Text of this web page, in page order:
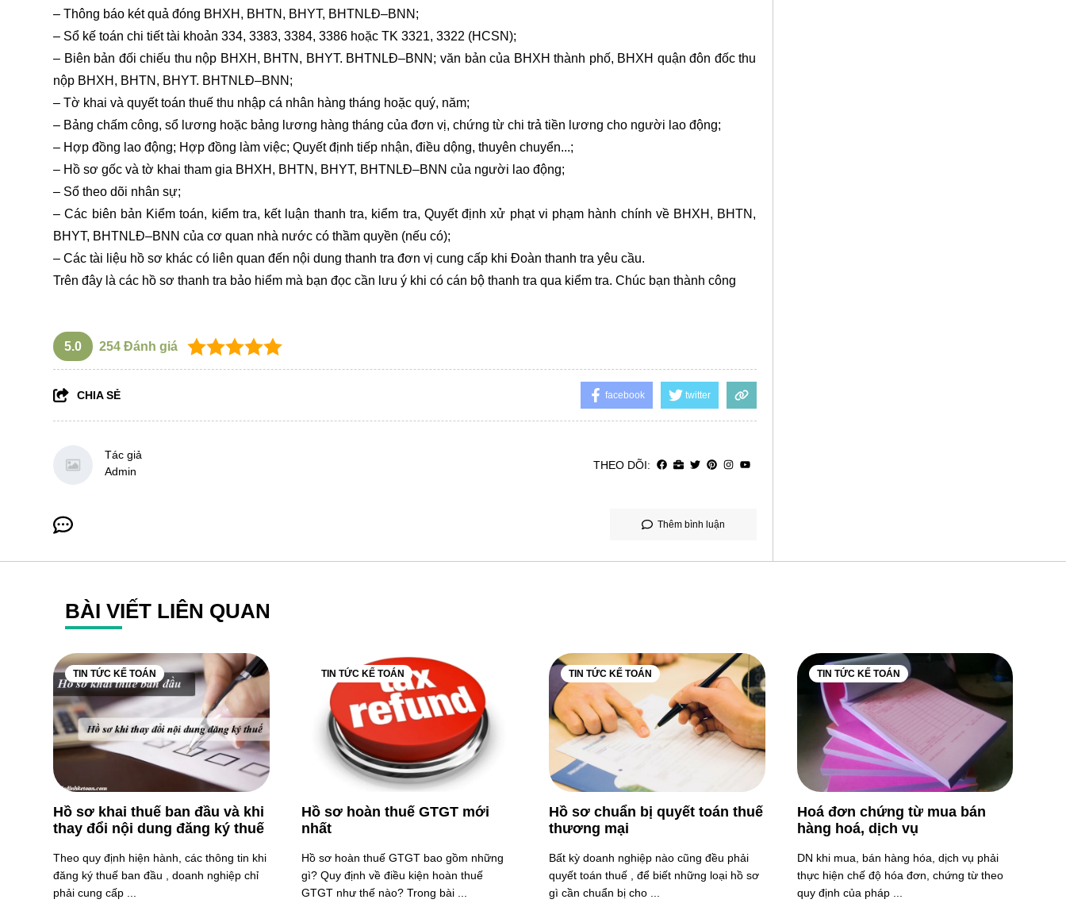
– Thông báo két quả đóng BHXH, BHTN, BHYT, BHTNLĐ–BNN;
– Sổ kế toán chi tiết tài khoản 334, 3383, 3384, 3386 hoặc TK 3321, 3322 (HCSN);
– Biên bản đối chiếu thu nộp BHXH, BHTN, BHYT. BHTNLĐ–BNN; văn bản của BHXH thành phố, BHXH quận đôn đốc thu
nộp BHXH, BHTN, BHYT. BHTNLĐ–BNN;
– Tờ khai và quyết toán thuế thu nhập cá nhân hàng tháng hoặc quý, năm;
– Bảng chấm công, sổ lương hoặc bảng lương hàng tháng của đơn vị, chứng từ chi trả tiền lương cho người lao động;
– Hợp đồng lao động; Hợp đồng làm việc; Quyết định tiếp nhận, điều dộng, thuyên chuyển...;
– Hồ sơ gốc và tờ khai tham gia BHXH, BHTN, BHYT, BHTNLĐ–BNN của người lao động;
– Sổ theo dõi nhân sự;
– Các biên bản Kiểm toán, kiểm tra, kết luận thanh tra, kiểm tra, Quyết định xử phạt vi phạm hành chính về BHXH, BHTN,
BHYT, BHTNLĐ–BNN của cơ quan nhà nước có thầm quyền (nếu có);
– Các tài liệu hồ sơ khác có liên quan đến nội dung thanh tra đơn vị cung cấp khi Đoàn thanh tra yêu cầu.
Trên đây là các hồ sơ thanh tra bảo hiểm mà bạn đọc cần lưu ý khi có cán bộ thanh tra qua kiểm tra. Chúc bạn thành công
5.0 254 Đánh giá
CHIA SẺ facebook twitter
Tác giả
Admin
THEO DÕI:
Thêm bình luận
BÀI VIẾT LIÊN QUAN
TIN TỨC KẾ TOÁN
Hồ sơ khai thuế ban đầu và khi
thay đổi nội dung đăng ký thuế
Theo quy định hiện hành, các thông tin khi
đăng ký thuế ban đầu , doanh nghiệp chỉ
phải cung cấp ...
TIN TỨC KẾ TOÁN
Hồ sơ hoàn thuế GTGT mới
nhất
Hồ sơ hoàn thuế GTGT bao gồm những
gì? Quy định về điều kiện hoàn thuế
GTGT như thế nào? Trong bài ...
TIN TỨC KẾ TOÁN
Hồ sơ chuẩn bị quyết toán thuế
thương mại
Bất kỳ doanh nghiệp nào cũng đều phải
quyết toán thuế , để biết những loại hồ sơ
gì cần chuẩn bị cho ...
TIN TỨC KẾ TOÁN
Hoá đơn chứng từ mua bán
hàng hoá, dịch vụ
DN khi mua, bán hàng hóa, dịch vụ phải
thực hiện chế độ hóa đơn, chứng từ theo
quy định của pháp ...